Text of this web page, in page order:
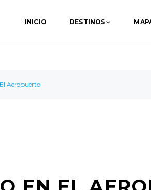
INICIO DESTINOS
Aeropuerto